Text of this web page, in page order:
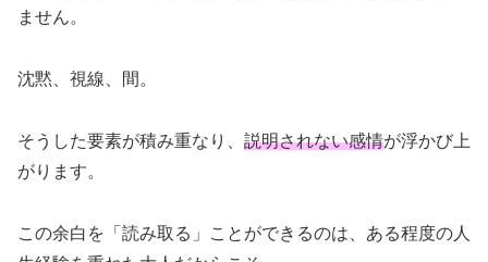
ません。
沈黙、視線、間。
そうした要素が積み重なり、 説明されない感情が浮かび上
がります。
この余白を「読み取る」ことができるのは、ある程度の人